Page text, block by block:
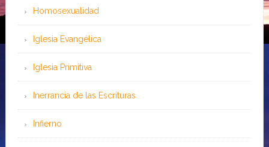
Homosexualidad
Iglesia Evangélica
Iglesia Primitiva
Inerrancia de las Escrituras
Infierno